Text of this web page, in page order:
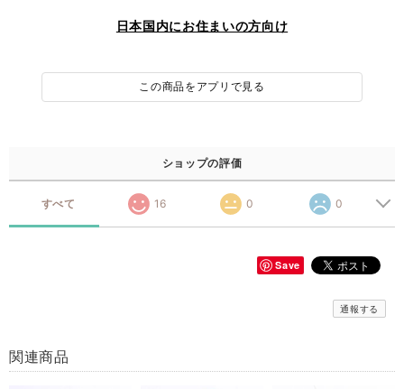
日本国内にお住まいの方向け
この商品をアプリで見る
ショップの評価
すべて 16 0 0
Save
通報する
関連商品